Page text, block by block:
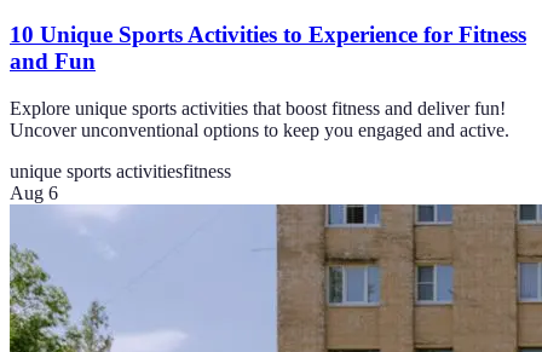
10 Unique Sports Activities to Experience for Fitness
and Fun
Explore unique sports activities that boost fitness and deliver fun!
Uncover unconventional options to keep you engaged and active.
unique sports activitiesfitness
Aug 6